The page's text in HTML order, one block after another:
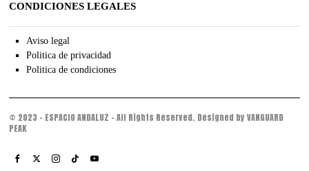
CONDICIONES LEGALES
Aviso legal
Politica de privacidad
Politica de condiciones
© 2023 - ESPACIO ANDALUZ - All Rights Reserved. Designed by VANGUARD
PEAK